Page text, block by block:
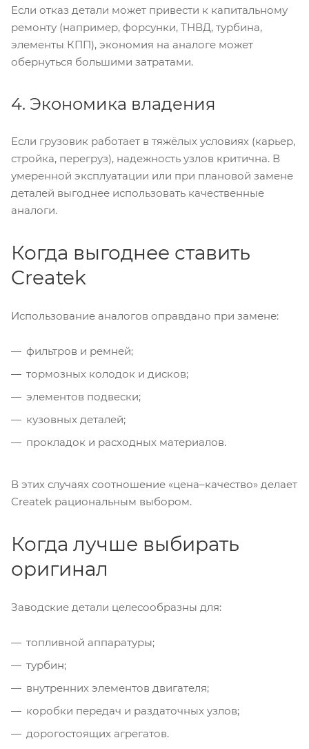
Если отказ детали может привести к капитальному
ремонту (например, форсунки, ТНВД, турбина,
элементы КПП), экономия на аналоге может
обернуться большими затратами.
4. Экономика владения
Если грузовик работает в тяжёлых условиях (карьер,
стройка, перегруз), надежность узлов критична. В
умеренной эксплуатации или при плановой замене
деталей выгоднее использовать качественные
аналоги.
Когда выгоднее ставить
Createk
Использование аналогов оправдано при замене:
фильтров и ремней;
тормозных колодок и дисков;
элементов подвески;
кузовных деталей;
прокладок и расходных материалов.
В этих случаях соотношение «цена–качество» делает
Createk рациональным выбором.
Когда лучше выбирать
оригинал
Заводские детали целесообразны для:
топливной аппаратуры;
турбин;
внутренних элементов двигателя;
коробки передач и раздаточных узлов;
дорогостоящих агрегатов.